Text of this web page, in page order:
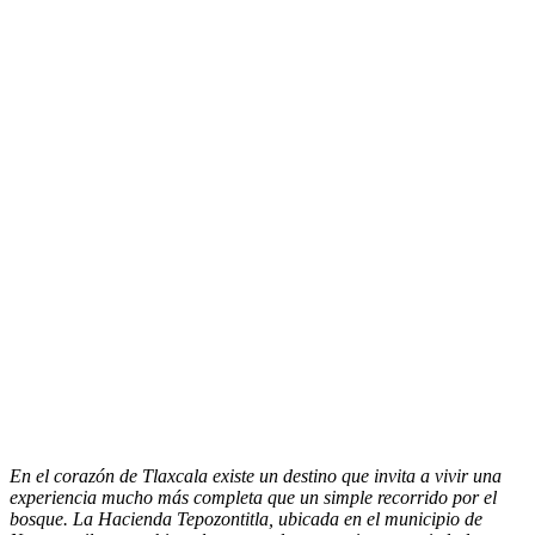
En el corazón de Tlaxcala existe un destino que invita a vivir una
experiencia mucho más completa que un simple recorrido por el
bosque. La Hacienda Tepozontitla, ubicada en el municipio de